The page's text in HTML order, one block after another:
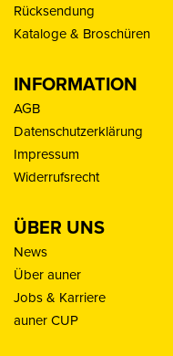
Rücksendung
Kataloge & Broschüren
INFORMATION
AGB
Datenschutzerklärung
Impressum
Widerrufsrecht
ÜBER UNS
News
Über auner
Jobs & Karriere
auner CUP